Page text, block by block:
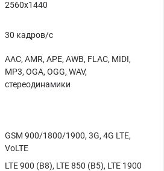
2560х1440
30 кадров/с
AAC, AMR, APE, AWB, FLAC, MIDI,
MP3, OGA, OGG, WAV,
стереодинамики
GSM 900/1800/1900, 3G, 4G LTE,
VoLTE
LTE 900 (B8), LTE 850 (B5), LTE 1900